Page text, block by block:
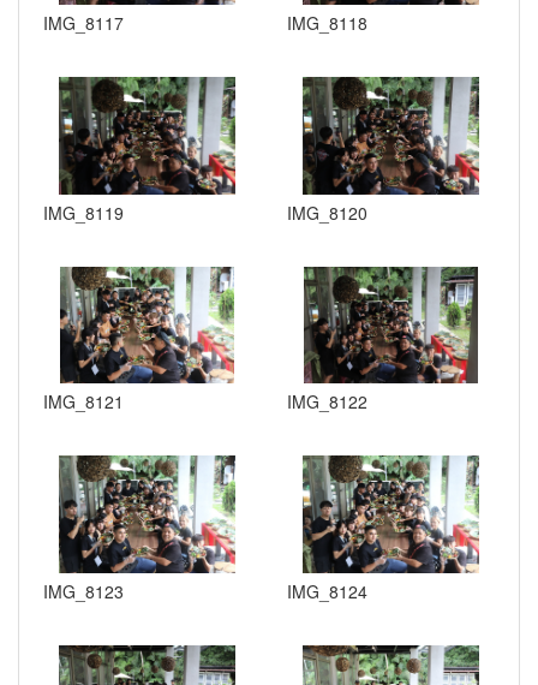
IMG_8117 IMG_8118
IMG_8119 IMG_8120
IMG_8121 IMG_8122
IMG_8123 IMG_8124